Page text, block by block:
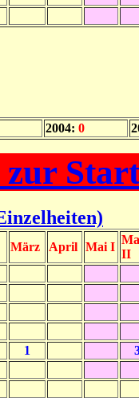
2004: 0
März April Mai I
II
1